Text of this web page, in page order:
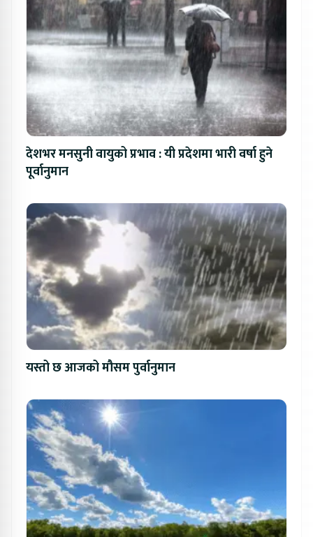
देशभर मनसुनी वायुको प्रभाव : यी प्रदेशमा भारी वर्षा हुने
पूर्वानुमान
यस्तो छ आजको मौसम पुर्वानुमान